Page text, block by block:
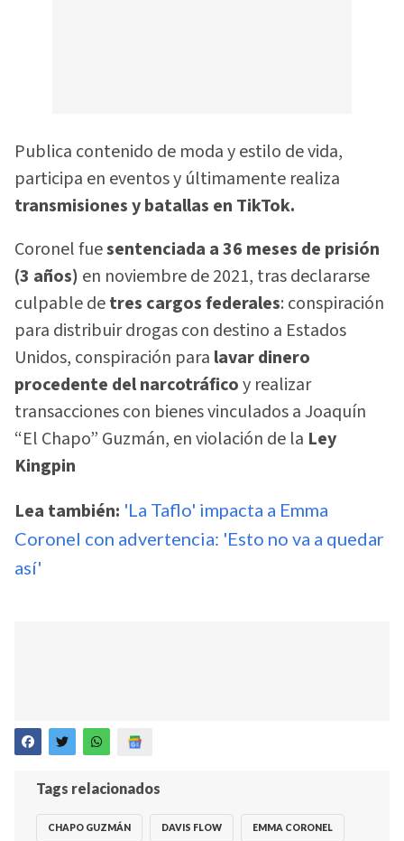
Publica contenido de moda y estilo de vida,
participa en eventos y últimamente realiza
transmisiones y batallas en TikTok.
Coronel fuesentenciada a 36 meses de prisión
(3 años) en noviembre de 2021, tras declararse
culpable detres cargos federales: conspiración
para distribuir drogas con destino a Estados
Unidos, conspiración para lavar dinero
procedente del narcotráficoy realizar
transacciones con bienes vinculados a Joaquín
“El Chapo” Guzmán, en violación de la Ley
Kingpin
Lea también: 'La Taflo' impacta a Emma
Coronel con advertencia: 'Esto no va a quedar
así'
Tags relacionados
CHAPO GUZMÁN DAVIS FLOW EMMA CORONEL